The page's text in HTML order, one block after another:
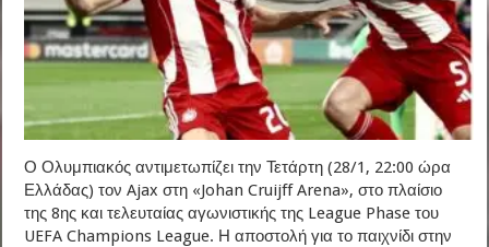
Ο Ολυμπιακός αντιμετωπίζει την Τετάρτη (28/1, 22:00 ώρα
Ελλάδας) τον Ajax στη «Johan Cruijff Arena», στο πλαίσιο
της 8ης και τελευταίας αγωνιστικής της League Phase του
UEFA Champions League. Η αποστολή για το παιχνίδι στην